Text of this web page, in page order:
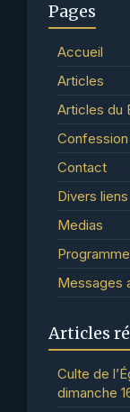
Pages
Accueil
Articles
Articles du
Contact
Divers liens
Medias
Messages
Articles
Culte de
dimanche